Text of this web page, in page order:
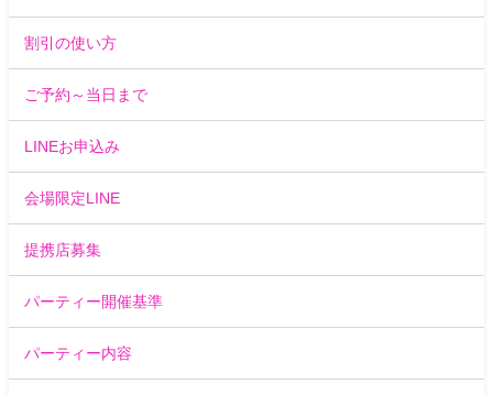
割引の使い方
ご予約～当日まで
LINEお申込み
会場限定LINE
提携店募集
パーティー開催基準
パーティー内容